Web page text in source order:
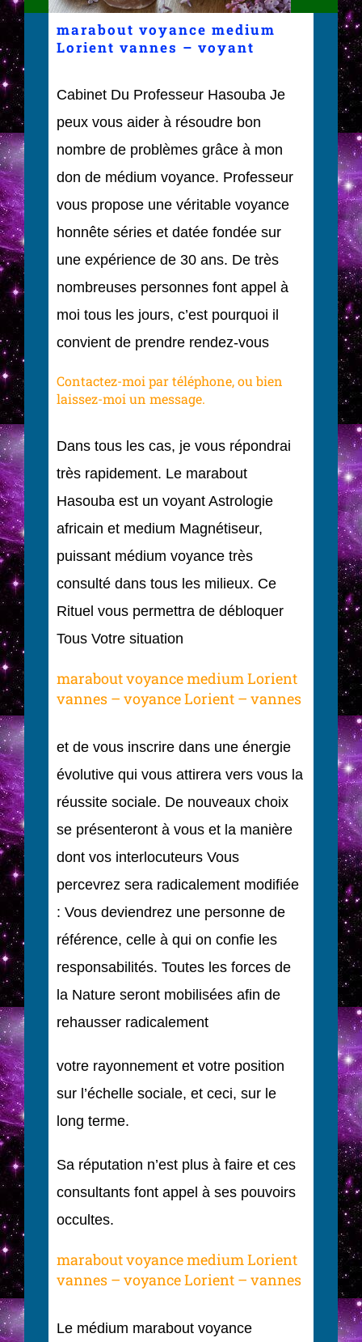
marabout voyance medium
Lorient vannes – voyant
Cabinet Du Professeur Hasouba Je
peux vous aider à résoudre bon
nombre de problèmes grâce à mon
don de médium voyance. Professeur
vous propose une véritable voyance
honnête séries et datée fondée sur
une expérience de 30 ans. De très
nombreuses personnes font appel à
moi tous les jours, c’est pourquoi il
convient de prendre rendez-vous
Contactez-moi par téléphone, ou bien
laissez-moi un message.
Dans tous les cas, je vous répondrai
très rapidement. Le marabout
Hasouba est un voyant Astrologie
africain et medium Magnétiseur,
puissant médium voyance très
consulté dans tous les milieux. Ce
Rituel vous permettra de débloquer
Tous Votre situation
marabout voyance medium Lorient
vannes – voyance Lorient – vannes
et de vous inscrire dans une énergie
évolutive qui vous attirera vers vous la
réussite sociale. De nouveaux choix
se présenteront à vous et la manière
dont vos interlocuteurs Vous
percevrez sera radicalement modifiée
: Vous deviendrez une personne de
référence, celle à qui on confie les
responsabilités. Toutes les forces de
la Nature seront mobilisées afin de
rehausser radicalement
votre rayonnement et votre position
sur l’échelle sociale, et ceci, sur le
long terme.
Sa réputation n’est plus à faire et ces
consultants font appel à ses pouvoirs
occultes.
marabout voyance medium Lorient
vannes – voyance Lorient – vannes
Le médium marabout voyance